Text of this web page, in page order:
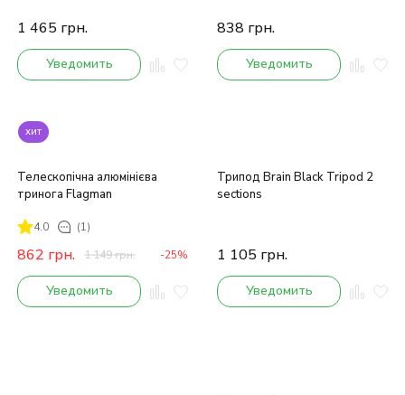
1 465 грн.
Уведомить
838 грн.
Уведомить
хит
Телескопічна алюмінієва
тринога Flagman
4.0 (1)
862 грн. 1 149грн. -25%
Уведомить
Трипод Brain Black Tripod 2
sections
1 105 грн.
Уведомить